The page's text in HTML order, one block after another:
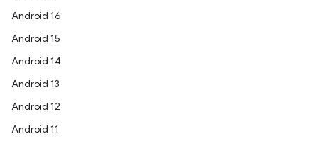
Android 16
Android 15
Android 14
Android 13
Android 12
Android 11